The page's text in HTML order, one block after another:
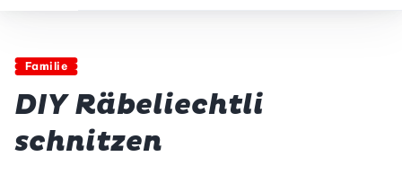
Familie
DIY Räbeliechtli
schnitzen